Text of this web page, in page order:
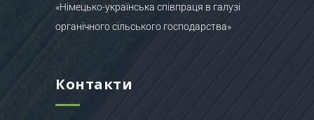
«Німецько-українська співпраця в галузі
органічного сільського господарства»
Контакти